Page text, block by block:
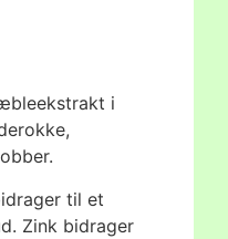
i
til et
Zink bidrager